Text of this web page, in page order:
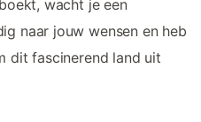
wacht je een
naar jouw wensen en heb
dit fascinerend land uit